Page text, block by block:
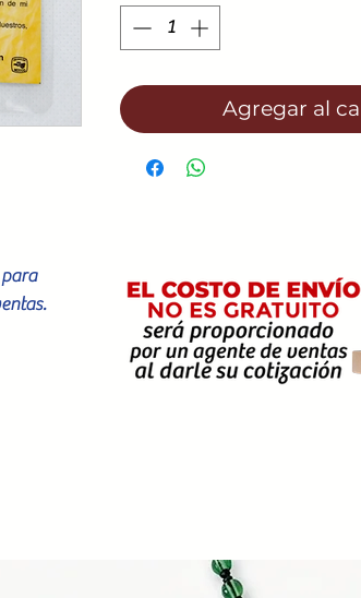
Agregar al